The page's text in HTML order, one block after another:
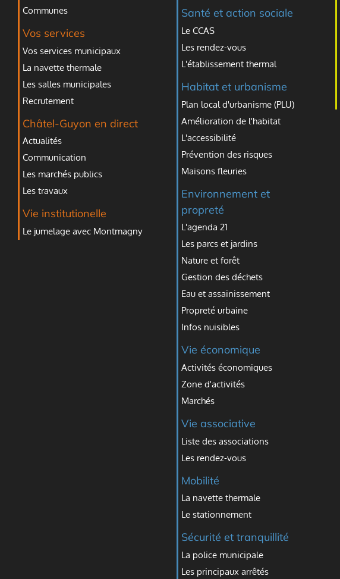
Communes
Vos services
Vos services municipaux
La navette thermale
Les salles municipales
Recrutement
Châtel-Guyon en direct
Actualités
Communication
Les marchés publics
Les travaux
Vie institutionelle
Le jumelage avec Montmagny
Santé et action sociale
Le CCAS
Les rendez-vous
L'établissement thermal
Habitat et urbanisme
Plan local d'urbanisme (PLU)
Amélioration de l'habitat
L'accessibilité
Prévention des risques
Maisons fleuries
Environnement et
propreté
L'agenda 21
Les parcs et jardins
Nature et forêt
Gestion des déchets
Eau et assainissement
Propreté urbaine
Infos nuisibles
Vie économique
Activités économiques
Zone d'activités
Marchés
Vie associative
Liste des associations
Les rendez-vous
Mobilité
La navette thermale
Le stationnement
Sécurité et tranquillité
La police municipale
Les principaux arrêtés